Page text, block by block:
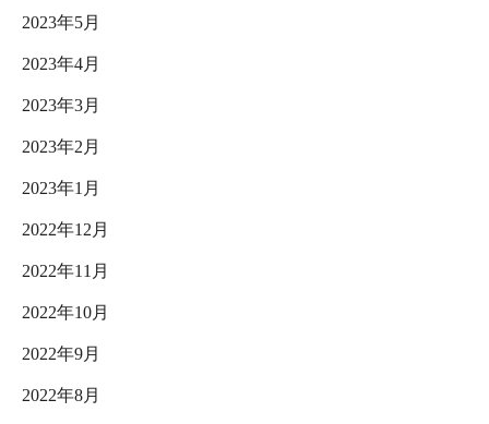
2023年5月
2023年4月
2023年3月
2023年2月
2023年1月
2022年12月
2022年11月
2022年10月
2022年9月
2022年8月